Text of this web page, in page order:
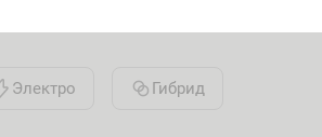
Электро Гибрид